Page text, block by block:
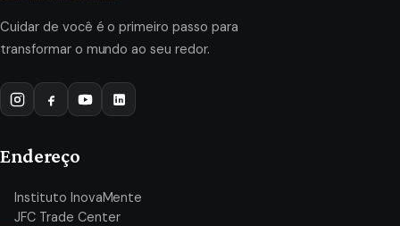
Cuidar de você é o primeiro passo para
transformar o mundo ao seu redor.
Endereço
Instituto InovaMente
JFC Trade Center